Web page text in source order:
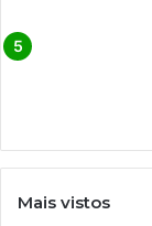
Mais vistos